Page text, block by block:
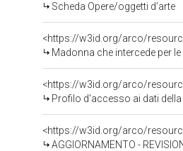
Scheda Opere/oggetti d'arte
<https://w3id.org/arco/
Madonna che intercede per
<https://w3id.org/arco/
Profilo d'accesso ai dati
<https://w3id.org/arco/
AGGIORNAMENTO -